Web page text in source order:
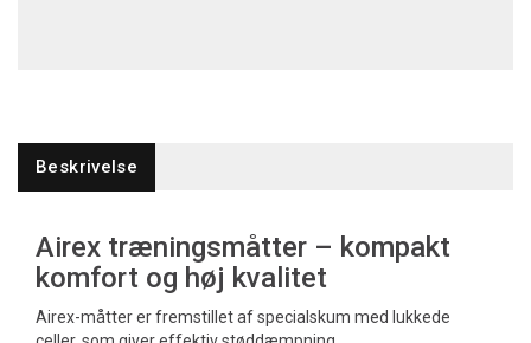
Beskrivelse
Airex træningsmåtter – kompakt
komfort og høj kvalitet
Airex-måtter er fremstillet af specialskum med lukkede